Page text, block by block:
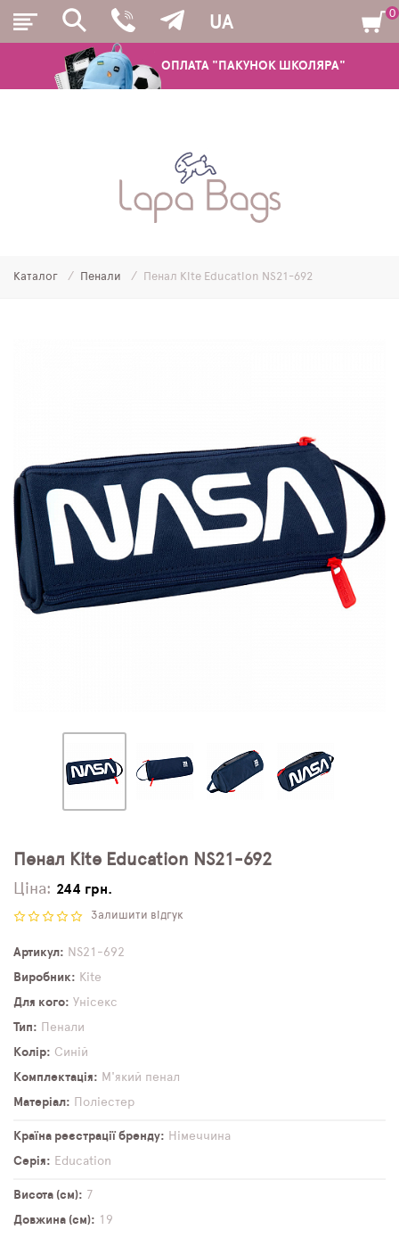
ОПЛАТА "ПАКУНОК ШКОЛЯРА"
UA
ШКІЛЬНІ РЮКЗАКИ ТА РАНЦІ
МОЛОДІЖНІ РЮКЗАКИ
SCHOOL STANDARD
SKYNAME
РОЗПРОДАЖ
0
Каталог Пенали Пенал Kite Education NS21-692
Пенал Kite Education NS21-692
Ціна: 244 грн.
Залишити відгук
Артикул
NS21-692
Виробник
Kite
Для кого
Унісекс
Тип
Пенали
Колір
Синій
Комплектація
М'який пенал
Матеріал
Поліестер
Країна реєстрації бренду
Німеччина
Серія
Education
Висота (см)
7
Довжина (см)
19